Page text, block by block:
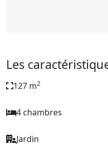
Les
127 m2
4 chambres
Jardin